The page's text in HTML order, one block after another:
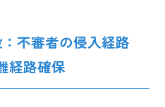
不審者の侵入経路
経路確保